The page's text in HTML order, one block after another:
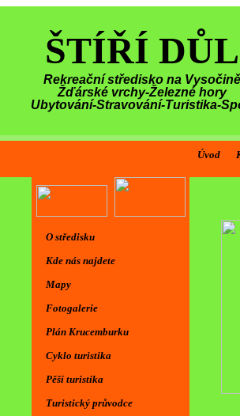
ŠTÍŘÍ DŮL
Rekreační středisko na Vysočině
Žďárské vrchy-Železné hory
Ubytování-Stravování-Turistika-
Úvod
O středisku
Kde nás najdete
Mapy
Fotogalerie
Plán Krucemburku
Cyklo turistika
Pěší turistika
Turistický průvodce